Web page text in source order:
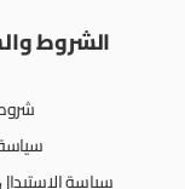
الشروط
سياسة